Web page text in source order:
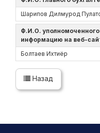
Шарипов Дилмурод
Ф.И.О.
информацию на веб-
Болтаев Ихтиёр
Назад